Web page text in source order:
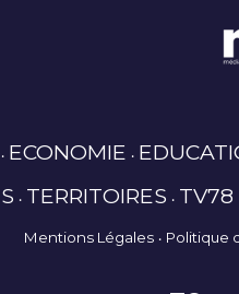
ECONOMIE
TERRITOIRES TV78
Mentions Légales Politique